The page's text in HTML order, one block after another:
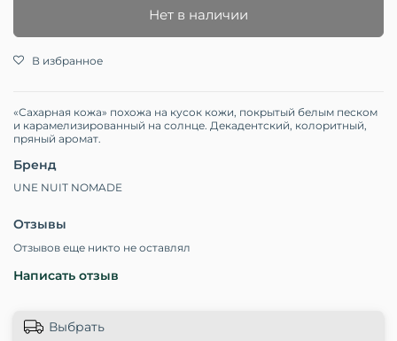
Нет в наличии
В избранное
«Сахарная кожа» похожа на кусок кожи, покрытый белым песком
и карамелизированный на солнце. Декадентский, колоритный,
пряный аромат.
Бренд
UNE NUIT NOMADE
Отзывы
Отзывов еще никто не оставлял
Написать отзыв
Выбрать